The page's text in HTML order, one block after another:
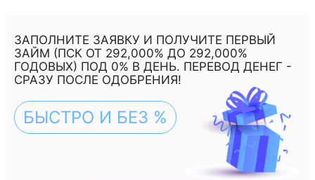
ЗАПОЛНИТЕ ЗАЯВКУ И ПОЛУЧИТЕ ПЕРВЫЙ
ЗАЙМ (ПСК ОТ 292,000% ДО 292,000%
ГОДОВЫХ) ПОД 0% В ДЕНЬ. ПЕРЕВОД ДЕНЕГ -
СРАЗУ ПОСЛЕ ОДОБРЕНИЯ!
БЫСТРО И БЕЗ %